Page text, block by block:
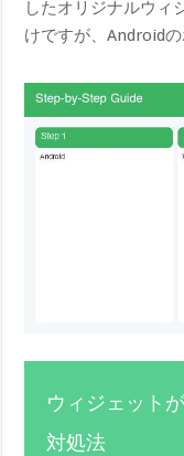
したオリジナルウィ
けですが、Android
ウィジェット
対処法